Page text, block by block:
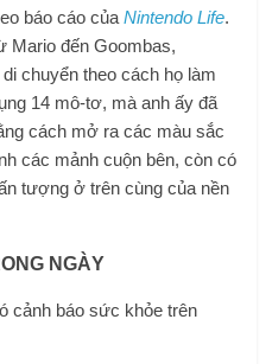
báo cáo củaNintendo Life.
Mario đến Goombas,
chuyển theo cách họ làm
14 mô-tơ, mà anh ấy đã
cách mở ra các màu sắc
các mảnh cuộn bên, còn có
tượng ở trên cùng của nền
NGÀY
cảnh báo sức khỏe trên